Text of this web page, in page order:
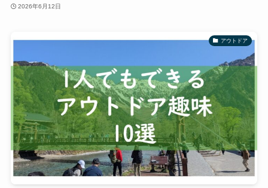
2026年6月12日
アウトドア